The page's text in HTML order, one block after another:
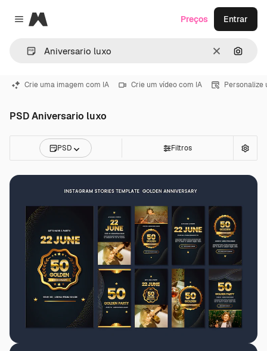
Close menu
Magnific
Limpar
Preços Entrar
Crie uma imagem com IA Crie um vídeo com IA Personalize
PSD Aniversario luxo
PSD Filtros